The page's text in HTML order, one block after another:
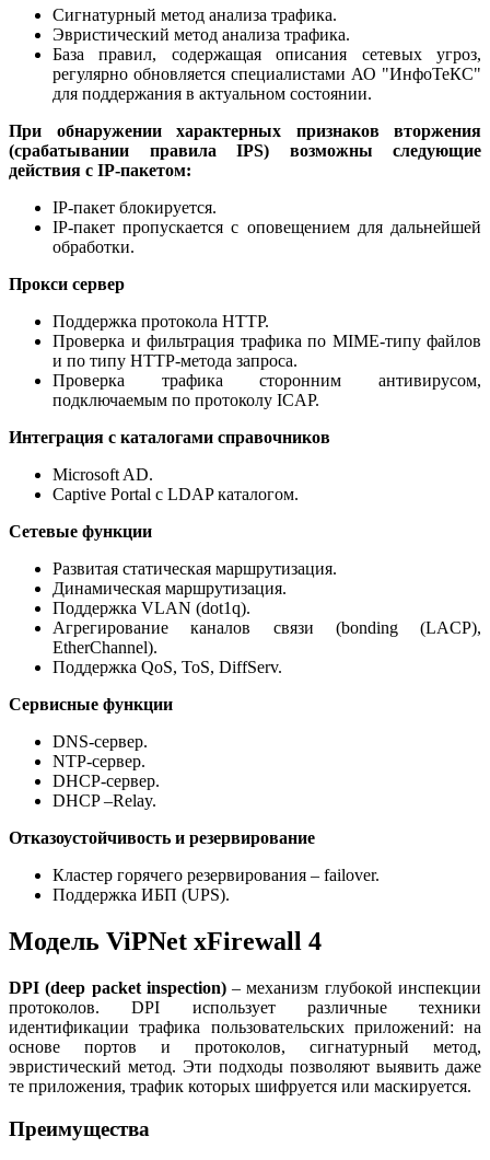
Сигнатурный метод анализа трафика.
Эвристический метод анализа трафика.
База правил, содержащая описания сетевых угроз,
регулярно обновляется специалистами АО "ИнфоТеКС"
для поддержания в актуальном состоянии.
При обнаружении характерных признаков вторжения
(срабатывании правила IPS) возможны следующие
действия с IP-пакетом:
IP-пакет блокируется.
IP-пакет пропускается с оповещением для дальнейшей
обработки.
Прокси сервер
Поддержка протокола HTTP.
Проверка и фильтрация трафика по MIME-типу файлов
и по типу HTTP-метода запроса.
Проверка трафика сторонним антивирусом,
подключаемым по протоколу ICAP.
Интеграция с каталогами справочников
Microsoft AD.
Captive Portal с LDAP каталогом.
Сетевые функции
Развитая статическая маршрутизация.
Динамическая маршрутизация.
Поддержка VLAN (dot1q).
Агрегирование каналов связи (bonding (LACP),
EtherChannel).
Поддержка QoS, ToS, DiffServ.
Сервисные функции
DNS-сервер.
NTP-сервер.
DHCP-сервер.
DHCP –Relay.
Отказоустойчивость и резервирование
Кластер горячего резервирования – failover.
Поддержка ИБП (UPS).
Модель ViPNet xFirewall 4
DPI (deep packet inspection)– механизм глубокой инспекции
протоколов. DPI использует различные техники
идентификации трафика пользовательских приложений: на
основе портов и протоколов, сигнатурный метод,
эвристический метод. Эти подходы позволяют выявить даже
те приложения, трафик которых шифруется или маскируется.
Преимущества